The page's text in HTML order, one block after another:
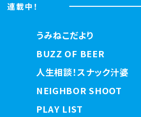
連載中！
うみねこだより
BUZZ OF BEER
人生相談！スナック汁婆
NEIGHBOR SHOOT
PLAY LIST